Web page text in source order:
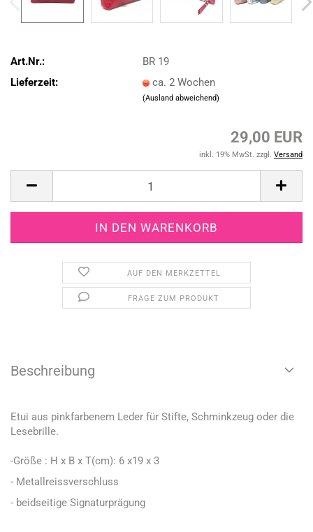
Art.Nr.:
BR 19
Lieferzeit:
ca. 2 Wochen
(Ausland abweichend)
29,00 EUR
inkl. 19% MwSt. zzgl. Versand
AUF DEN MERKZETTEL
FRAGE ZUM PRODUKT
Beschreibung
Etui aus pinkfarbenem Leder für Stifte, Schminkzeug oder die
Lesebrille.
-Größe : H x B x T(cm): 6 x19 x 3
- Metallreissverschluss
- beidseitige Signaturprägung